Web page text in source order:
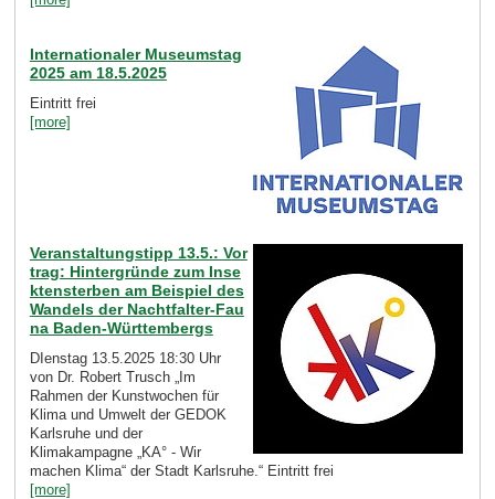
Internationaler Museumstag
2025 am 18.5.2025
Eintritt frei
[more]
Veranstaltungstipp 13.5.: Vor
trag: Hintergründe zum Inse
ktensterben am Beispiel des
Wandels der Nachtfalter-Fau
na Baden-Württembergs
DIenstag 13.5.2025 18:30 Uhr
von Dr. Robert Trusch „Im
Rahmen der Kunstwochen für
Klima und Umwelt der GEDOK
Karlsruhe und der
Klimakampagne „KA° - Wir
machen Klima“ der Stadt Karlsruhe.“ Eintritt frei
[more]